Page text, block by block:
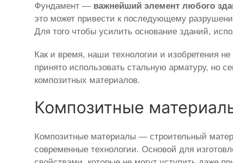
Фундамент — важнейший элемент любого
это может привести к последующему
Для того чтобы усилить основание зданий,
Как и время, наши технологии и изобретения
принято использовать стальную арматуру, но
композитных материалов.
Композитные
Композитные материалы — строительный
современные технологии. Основой для